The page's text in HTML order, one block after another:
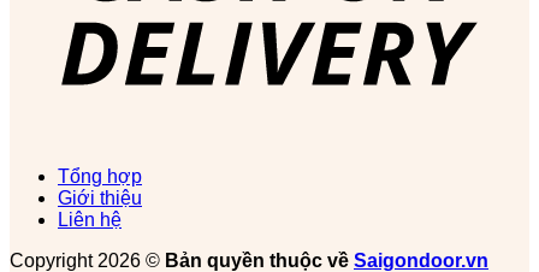
Tổng hợp
Giới thiệu
Liên hệ
Copyright 2026 © Bản quyền thuộc về Saigondoor.vn